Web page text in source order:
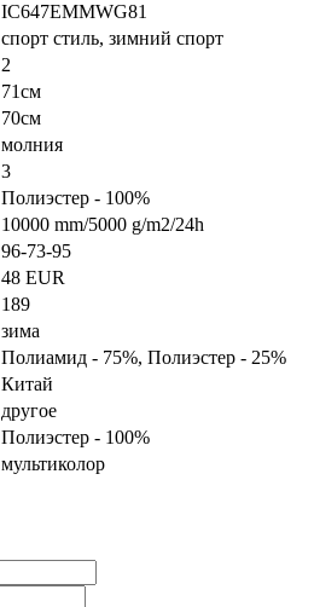
IC647EMMWG81
спорт стиль, зимний спорт
2
71см
70см
молния
3
Полиэстер - 100%
10000 mm/5000 g/m2/24h
96-73-95
48 EUR
189
зима
Полиамид - 75%, Полиэстер - 25%
Китай
другое
Полиэстер - 100%
мультиколор